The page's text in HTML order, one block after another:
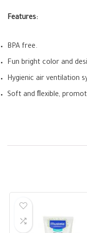
Features:
BPA free.
Fun bright color and
Hygienic air ventilation
Soft and ﬂexible,